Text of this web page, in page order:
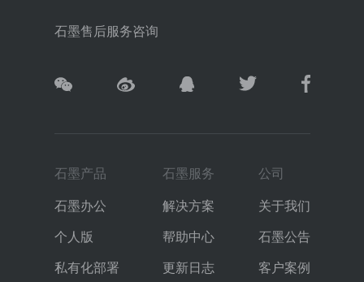
石墨售后服务咨询
石墨产品
石墨办公
个人版
私有化部署
石墨服务
解决方案
帮助中心
更新日志
公司
关于我们
石墨公告
客户案例